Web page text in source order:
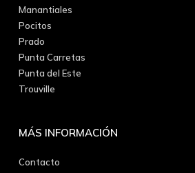
Manantiales
Pocitos
Prado
Punta Carretas
Punta del Este
Trouville
MÁS INFORMACIÓN
Contacto